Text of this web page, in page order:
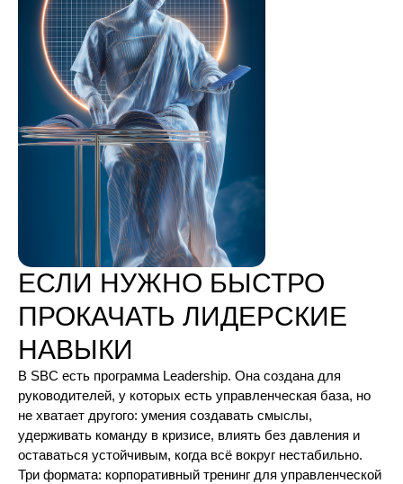
ЕСЛИ НУЖНО БЫСТРО
ПРОКАЧАТЬ ЛИДЕРСКИЕ
НАВЫКИ
В SBC есть программа Leadership. Она создана для
руководителей, у которых есть управленческая база, но
не хватает другого: умения создавать смыслы,
удерживать команду в кризисе, влиять без давления и
оставаться устойчивым, когда всё вокруг нестабильно.
Три формата: корпоративный тренинг для управленческой